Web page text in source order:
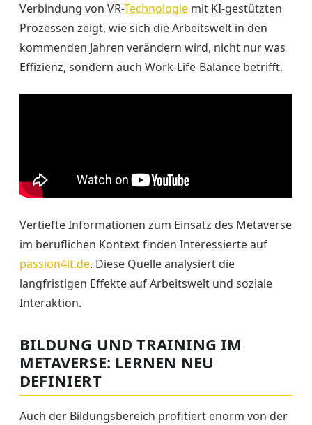
Verbindung von VR-Technologie mit KI-gestützten
Prozessen zeigt, wie sich die Arbeitswelt in den
kommenden Jahren verändern wird, nicht nur was
Effizienz, sondern auch Work-Life-Balance betrifft.
Vertiefte Informationen zum Einsatz des Metaverse
im beruflichen Kontext finden Interessierte auf
passion4it.de. Diese Quelle analysiert die
langfristigen Effekte auf Arbeitswelt und soziale
Interaktion.
BILDUNG UND TRAINING IM
METAVERSE: LERNEN NEU
DEFINIERT
Auch der Bildungsbereich profitiert enorm von der